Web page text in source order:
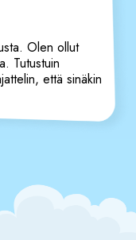
Olen ollut
Tutustuin
että sinäkin